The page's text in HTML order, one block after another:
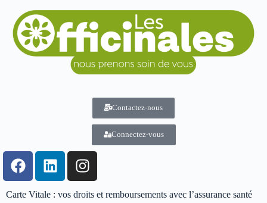
Contactez-nous
Connectez-vous
Carte Vitale : vos droits et remboursements avec l’assurance santé